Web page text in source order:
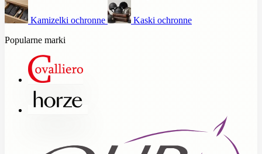
Kamizelki ochronne
Kaski ochronne
Popularne marki